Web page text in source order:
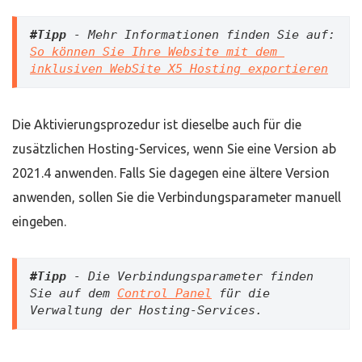
#Tipp
So können Sie Ihre Website mit dem
inklusiven WebSite X5 Hosting exportieren
Die Aktivierungsprozedur ist dieselbe auch für die
zusätzlichen Hosting-Services, wenn Sie eine Version ab
2021.4 anwenden. Falls Sie dagegen eine ältere Version
anwenden, sollen Sie die Verbindungsparameter manuell
eingeben.
#Tipp - Die Verbindungsparameter finden
Sie auf dem Control Panel
für die
Verwaltung der Hosting-Services.